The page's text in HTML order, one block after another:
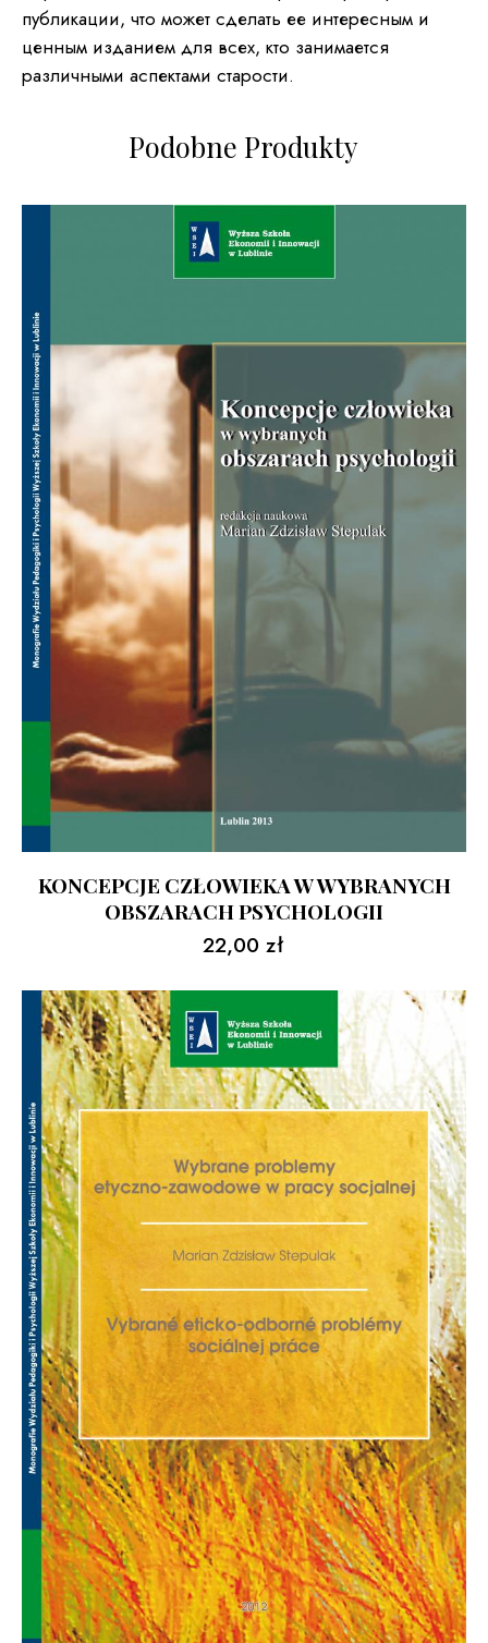
публикации, что может сделать ее интересным и
ценным изданием для всех, кто занимается
различными аспектами старости.
Podobne Produkty
KONCEPCJE CZŁOWIEKA W WYBRANYCH
OBSZARACH PSYCHOLOGII
22,00 zł